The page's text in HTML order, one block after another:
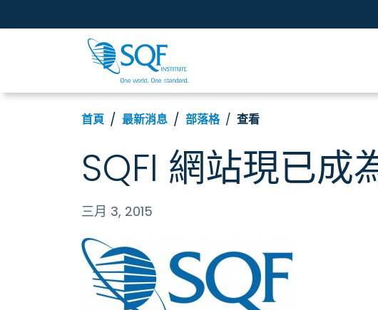
首頁 最新消息 部落格 查看
SQFI 網站現已成
三月 3, 2015